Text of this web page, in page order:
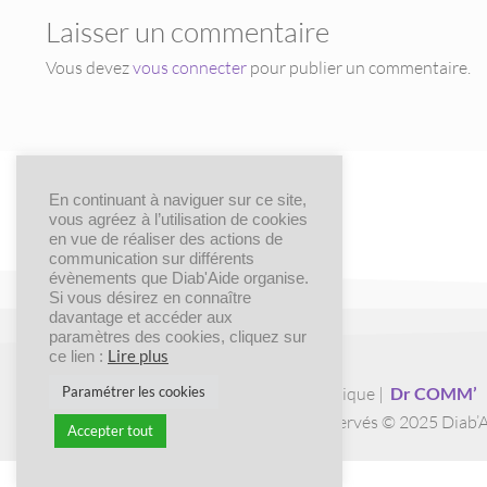
Laisser un commentaire
Vous devezvous connecterpour publier un commentaire.
Création graphique | Dr COMM’
Tous droits réservés © 2025
En continuant à naviguer sur ce site,
vous agréez à l’utilisation de cookies
en vue de réaliser des actions de
communication sur différents
évènements que Diab'Aide organise.
Si vous désirez en connaître
davantage et accéder aux
paramètres des cookies, cliquez sur
ce lien : Lire plus
Paramétrer les cookies
Accepter tout